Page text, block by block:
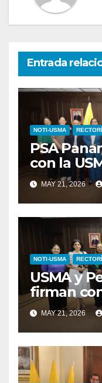
Entrada
NOTI-USMA
PSA
con la
talento de
MAY 21, 2026
NOTI-USMA
USMA y
firman
MAY 21, 2026